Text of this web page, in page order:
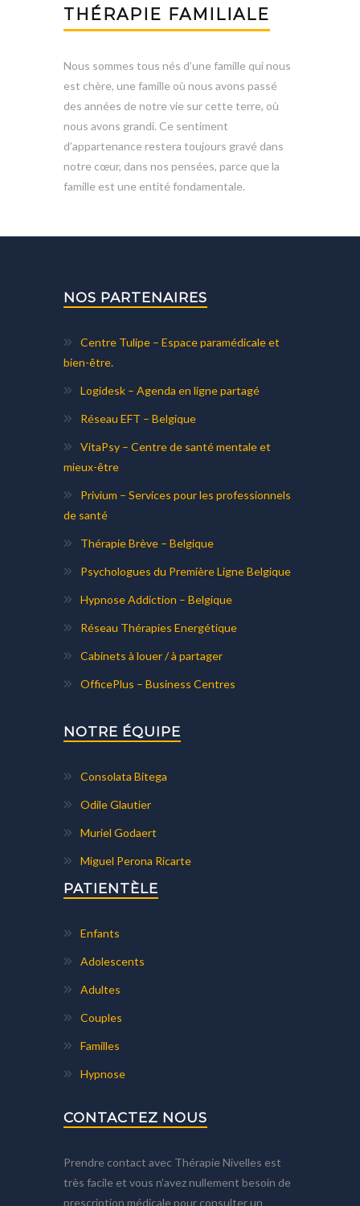
THÉRAPIE FAMILIALE
Nous sommes tous nés d’une famille qui nous
est chère, une famille où nous avons passé
des années de notre vie sur cette terre, où
nous avons grandi. Ce sentiment
d’appartenance restera toujours gravé dans
notre cœur, dans nos pensées, parce que la
famille est une entité fondamentale.
NOS PARTENAIRES
Centre Tulipe – Espace paramédicale et
bien-être.
Logidesk – Agenda en ligne partagé
Réseau EFT – Belgique
VitaPsy – Centre de santé mentale et
mieux-être
Privium – Services pour les professionnels
de santé
Thérapie Brève – Belgique
Psychologues du Première Ligne Belgique
Hypnose Addiction – Belgique
Réseau Thérapies Energétique
Cabinets à louer / à partager
OfficePlus – Business Centres
NOTRE ÉQUIPE
Consolata Bitega
Odile Glautier
Muriel Godaert
Miguel Perona Ricarte
PATIENTÈLE
Enfants
Adolescents
Adultes
Couples
Familles
Hypnose
CONTACTEZ NOUS
Prendre contact avec Thérapie Nivelles est
très facile et vous n’avez nullement besoin de
prescription médicale pour consulter un